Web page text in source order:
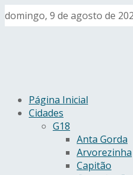
domingo, 9 de agosto de
Página Inicial
Cidades
G18
Anta Gorda
Arvorezinha
Capitão